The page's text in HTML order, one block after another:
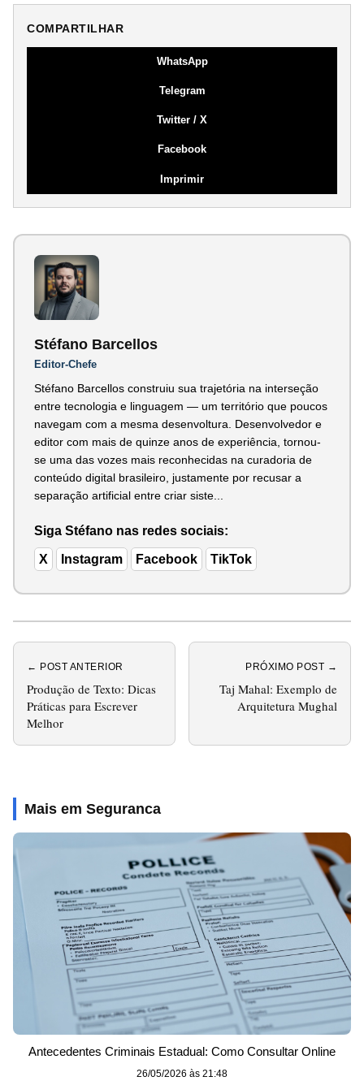
COMPARTILHAR
WhatsApp
Telegram
Twitter / X
Facebook
Imprimir
Stéfano Barcellos
Editor-Chefe
Stéfano Barcellos construiu sua trajetória na interseção
entre tecnologia e linguagem — um território que poucos
navegam com a mesma desenvoltura. Desenvolvedor e
editor com mais de quinze anos de experiência, tornou-
se uma das vozes mais reconhecidas na curadoria de
conteúdo digital brasileiro, justamente por recusar a
separação artificial entre criar siste...
Siga Stéfano nas redes sociais:
X Instagram Facebook TikTok
← POST ANTERIOR
Produção de Texto: Dicas
Práticas para Escrever
Melhor
PRÓXIMO POST →
Taj Mahal: Exemplo de
Arquitetura Mughal
Mais em Seguranca
Antecedentes Criminais Estadual: Como Consultar Online
26/05/2026 às 21:48